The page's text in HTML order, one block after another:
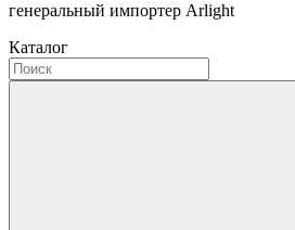
генеральный импортер Arlight
Каталог